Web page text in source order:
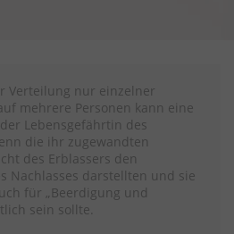
Verteilung nur einzelner
mehrere Personen kann eine
Lebensgefährtin des
die ihr zugewandten
des Erblassers den
Nachlasses darstellten und sie
für „Beerdigung und
sein sollte.